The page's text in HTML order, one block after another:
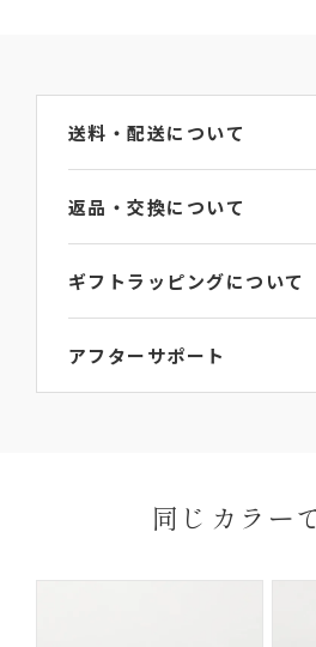
45g
原産国
問い合わせ番号
送料・配送について
返品・交換について
ざいますので、予めご了承く
ギフトラッピングについて
ラッピング】をご選択ください。
詳細はラッピングガイドからご
は、ご購入ページの備考欄に「
アフターサポート
し、以下の場合は無償修理の対
ご使用により生じる摩擦、傷、褪
同じカラー